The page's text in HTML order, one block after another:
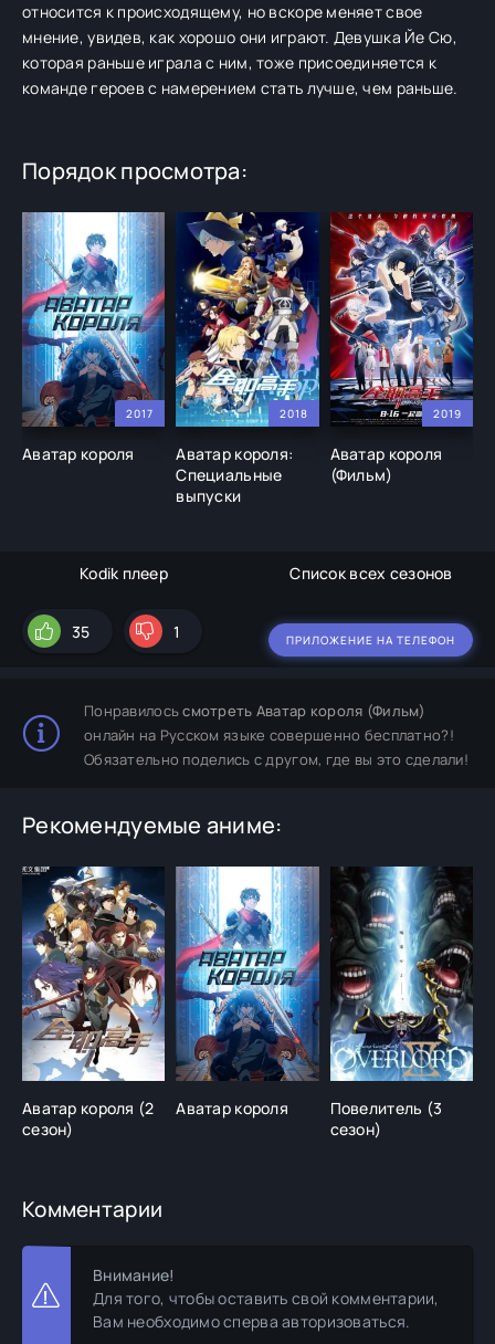
относится к происходящему, но вскоре меняет свое
мнение, увидев, как хорошо они играют. Девушка Йе Сю,
которая раньше играла с ним, тоже присоединяется к
команде героев с намерением стать лучше, чем раньше.
Порядок просмотра:
2017
Аватар короля
2018
Аватар короля:
Специальные
выпуски
2019
Аватар короля
(Фильм)
Kodik плеер Список всех сезонов
35 1 ПРИЛОЖЕНИЕ НА ТЕЛЕФОН
Понравилосьсмотреть Аватар короля (Фильм)
онлайн на Русском языке совершенно бесплатно?!
Обязательно поделись с другом, где вы это сделали!
Рекомендуемые аниме:
Аватар короля (2
сезон)
Аватар короля
Повелитель (3
сезон)
Комментарии
Внимание!
Для того, чтобы оставить свой комментарии,
Вам необходимо сперва авторизоваться.